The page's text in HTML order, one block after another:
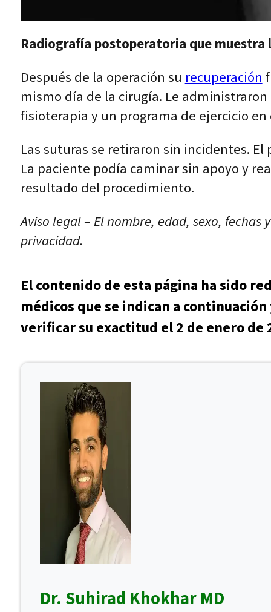
Radiografía postoperatoria que
Después de la operación su recuperación
mismo día de la cirugía. Le
fisioterapia y un programa de ejercicio en
Las suturas se retiraron sin incidentes.
La paciente podía caminar sin apoyo y
resultado del procedimiento.
Aviso legal – El nombre, edad, sexo,
privacidad.
El contenido de esta página ha sido
médicos que se indican a
verificar su exactitud el 2 de enero de
Dr. Suhirad Khokhar MD